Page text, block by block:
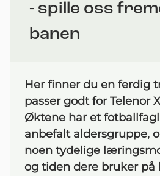
- spille oss
banen
Her finner du en ferdig
passer godt for Telenor
Øktene har et
anbefalt aldersgruppe,
noen tydelige
og tiden dere bruker på